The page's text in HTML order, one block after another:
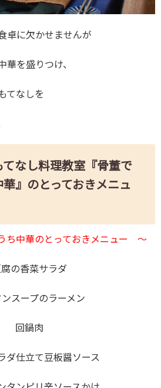
卓に欠かせませんが
華を盛りつけ、
てなしを
なし料理教室『骨董で
』のとっておきメニュ
ち中華のとっておきメニュー ～
の香菜サラダ
スープのラーメン
回鍋肉
ダ仕立て豆板醤ソース